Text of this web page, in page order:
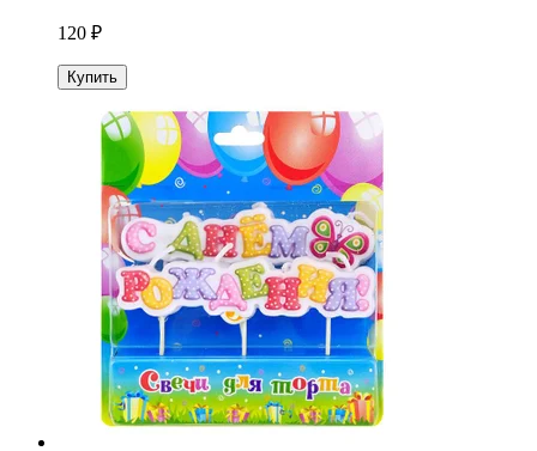
120 ₽
Купить